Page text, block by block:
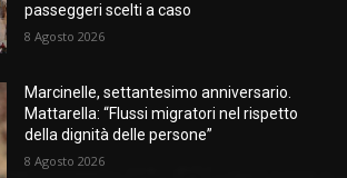
passeggeri scelti a caso
8 Agosto 2026
Marcinelle, settantesimo anniversario.
Mattarella: “Flussi migratori nel rispetto
della dignità delle persone”
8 Agosto 2026